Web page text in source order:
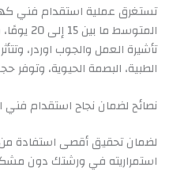
تستغرق عملية استقدام فني
المتوسط
تأشيرة العمل والجوب اوردر،
الطبية، البصمة الحيوية، وتوفر
نصائح لضمان نجاح استقدام فني
لضمان تحقيق أقصى استفادة
استمراريته في ورشتك دون